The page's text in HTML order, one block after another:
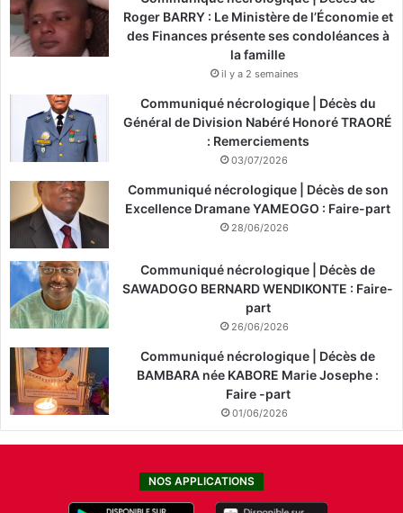
Roger BARRY : Le Ministère de l’Économie et
des Finances présente ses condoléances à
la famille
il y a 2 semaines
Communiqué nécrologique | Décès du
Général de Division Nabéré Honoré TRAORÉ
: Remerciements
03/07/2026
Communiqué nécrologique | Décès de son
Excellence Dramane YAMEOGO : Faire-part
28/06/2026
Communiqué nécrologique | Décès de
SAWADOGO BERNARD WENDIKONTE : Faire-
part
26/06/2026
Communiqué nécrologique | Décès de
BAMBARA née KABORE Marie Josephe :
Faire -part
01/06/2026
NOS APPLICATIONS